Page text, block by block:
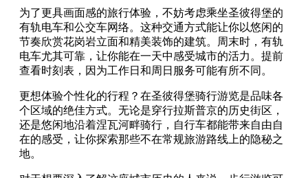
为了更具画面感的旅行体验，不妨考虑乘坐圣彼得堡的
有轨电车和公交车网络。这种交通方式能让你以悠闲的
节奏欣赏花岗岩立面和精美装饰的建筑。周末时，有轨
电车尤其可靠，让你能在一天中感受城市的活力。提前
查看时刻表，因为工作日和周日服务可能有所不同。
更想体验个性化的行程？在圣彼得堡骑行游览是品味各
个区域的绝佳方式。无论是穿行拉斯普京的历史街区，
还是悠闲地沿着涅瓦河畔骑行，自行车都能带来自由自
在的感受，让你探索那些不在常规旅游路线上的隐秘之
地。